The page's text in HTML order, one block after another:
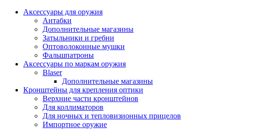
Аксессуары для оружия
Антабки
Дополнительные магазины
Затыльники и гребни
Оптоволоконные мушки
Фальшпатроны
Аксессуары по маркам оружия
Blaser
Дополнительные магазины
Кронштейны для крепления оптики
Верхние части кронштейнов
Для коллиматоров
Для ночных и тепловизионных прицелов
Импортное оружие